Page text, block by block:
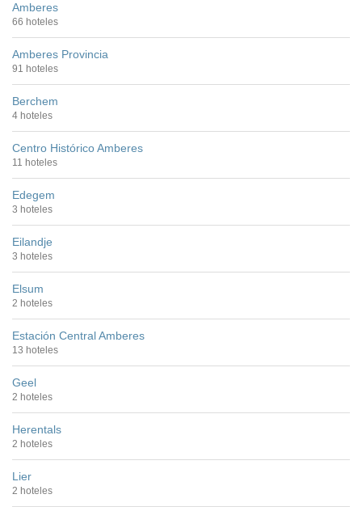
Amberes
66 hoteles
Amberes Provincia
91 hoteles
Berchem
4 hoteles
Centro Histórico Amberes
11 hoteles
Edegem
3 hoteles
Eilandje
3 hoteles
Elsum
2 hoteles
Estación Central Amberes
13 hoteles
Geel
2 hoteles
Herentals
2 hoteles
Lier
2 hoteles